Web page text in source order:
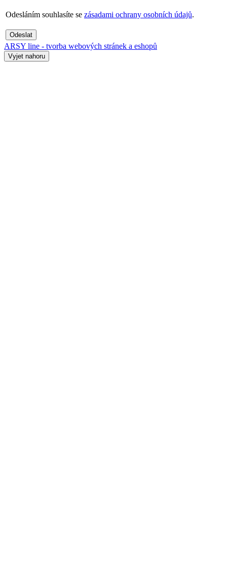
Odesláním souhlasíte se zásadami ochrany osobních údajů.
Odeslat
ARSY line - tvorba webových stránek a eshopů
Vyjet nahoru